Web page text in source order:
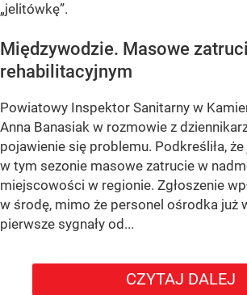
„jelitówkę”.
Międzywodzie. Masowe
rehabilitacyjnym
Powiatowy Inspektor Sanitarny w
Anna Banasiak w rozmowie z
pojawienie się problemu. Podkreśliła,
w tym sezonie masowe zatrucie w
miejscowości w regionie. Zgłoszenie
w środę, mimo że personel ośrodka już
pierwsze sygnały od...
CZYTAJ DALEJ